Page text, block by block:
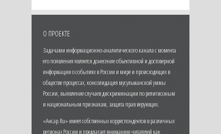
О ПРОЕКТЕ
Задачами информационно-аналитического канала с момента
его появления является донесение объективной и достоверной
информации о событиях в России и мире и происходящих в
обществе процессах, консолидация мусульманской уммы
России, выявление случаев дискриминации по религиозным
и национальным признакам, защита прав верующих.
«Ансар.Ru» имеет собственных корреспондентов в различных
регионах России и предлагает вниманию читателей как